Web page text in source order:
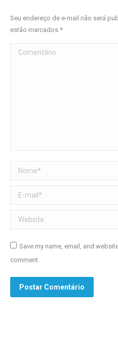
Seu endereço de e-mail não será
estão marcados *
Comentário
Nome *
E-mail *
Website
Save my name, email, and
comment.
Postar Comentário